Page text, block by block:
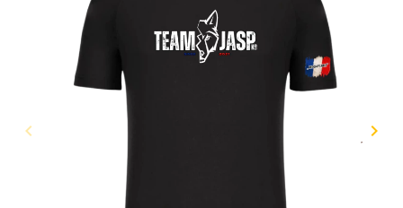
Précédent
keyboard_arrow_left keyboard_arrow_right